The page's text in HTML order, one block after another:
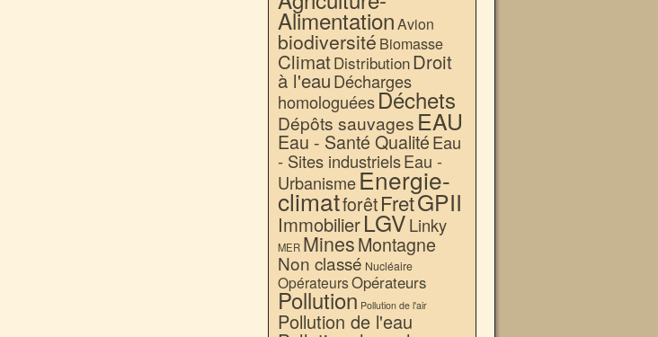
AlimentationAvion
biodiversité Biomasse
ClimatDistributionDroit
à l'eauDécharges
homologuéesDéchets
Dépôts sauvages EAU
Eau - Santé QualitéEau
- Sites industrielsEau -
UrbanismeEnergie-
climatforêtFretGPII
ImmobilierLGVLinky
MER MinesMontagne
Non classé Nucléaire
OpérateursOpérateurs
Pollution Pollution de l'air
Pollution de l'eau